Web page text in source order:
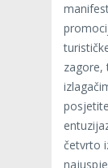
zagore,
četvrto